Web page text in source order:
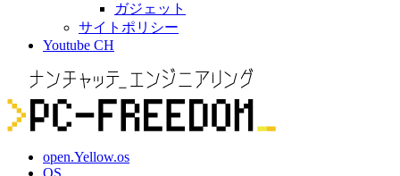
ガジェット
サイトポリシー
Youtube CH
open.Yellow.os
OS